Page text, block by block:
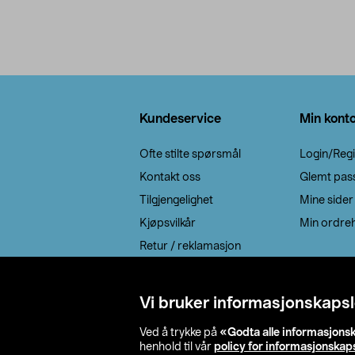
Vi bruker
Ved å trykke på «Godta alle
henhold til vår policy for
Kundeservice
Ofte stilte spørsmål
Kontakt oss
Tilgjengelighet
Kjøpsvilkår
Retur / reklamasjon
Min
Login/
Glemt
Mine sider
Min